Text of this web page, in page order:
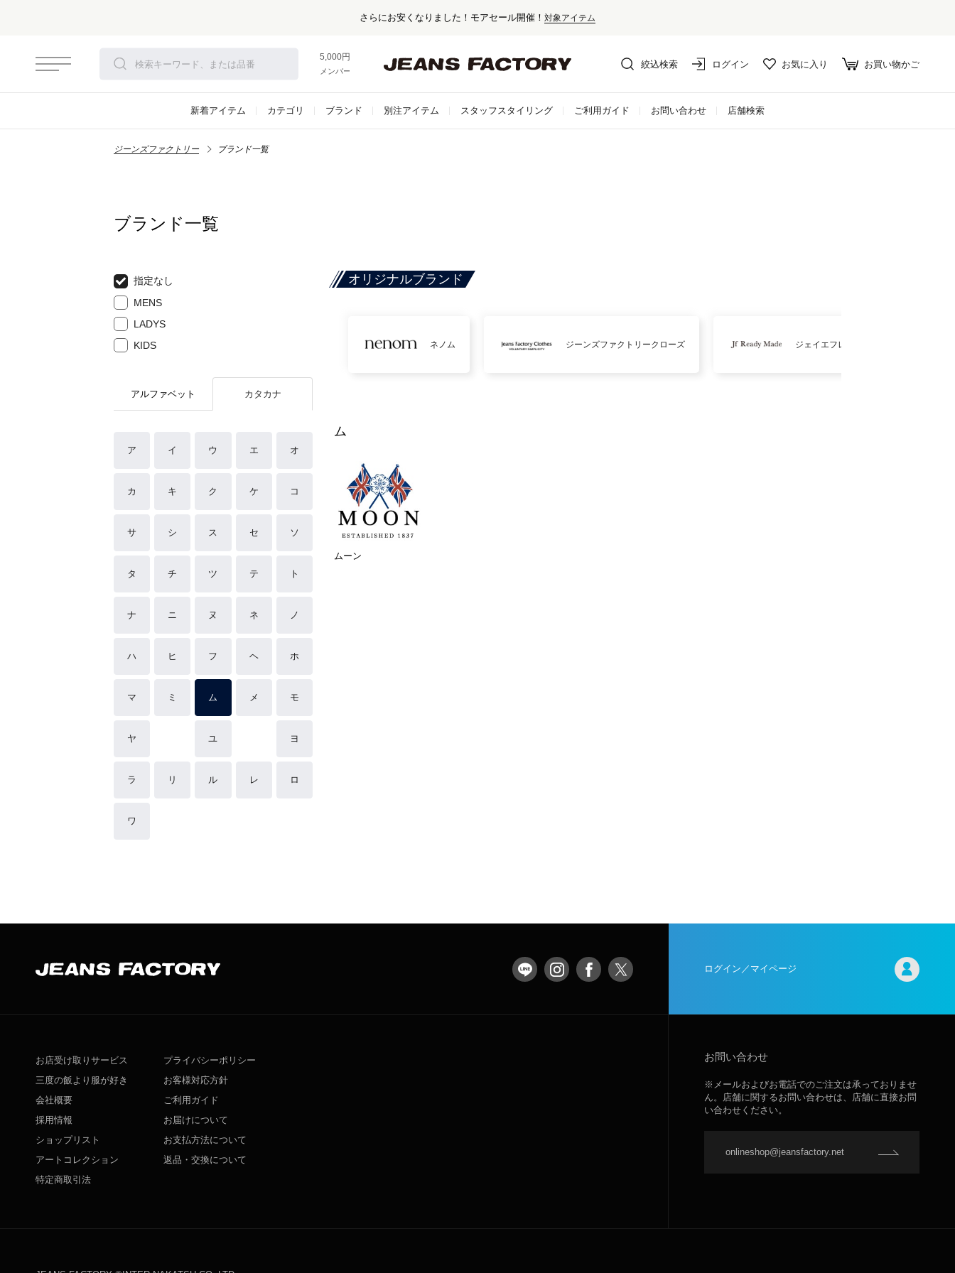
さらにお安くなりました！モアセール開催！ 対象アイテム
5,000円以上お買い上げで送料無料！
メンバー登録でお得な情報をゲット。さらに詳しく
絞込検索 ログイン お気に入り お買い物かご
新着アイテム カテゴリ ブランド 別注アイテム スタッフスタイリング ご利用ガイド お問い合わせ 店舗検索
ジーンズファクトリー ブランド一覧
ブランド一覧
指定なし
MENS
LADYS
KIDS
アルファベット カタカナ
ア イ ウ エ オ
カ キ ク ケ コ
サ シ ス セ ソ
タ チ ツ テ ト
ナ ニ ヌ ネ ノ
ハ ヒ フ ヘ ホ
マ ミ ム メ モ
ヤ ユ ヨ
ラ リ ル レ ロ
ワ
オリジナルブランド
ネノム ジーンズファクトリークローズ ジェイエフレディメイド
ム
ムーン
ログイン／マイページ
お店受け取りサービス
三度の飯より服が好き
会社概要
採用情報
ショップリスト
アートコレクション
特定商取引法
プライバシーポリシー
お客様対応方針
ご利用ガイド
お届けについて
お支払方法について
返品・交換について
お問い合わせ
※メールおよびお電話でのご注文は承っておりませ
ん。店舗に関するお問い合わせは、店舗に直接お問
い合わせください。
onlineshop@jeansfactory.net